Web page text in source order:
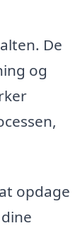
De
og
opdage